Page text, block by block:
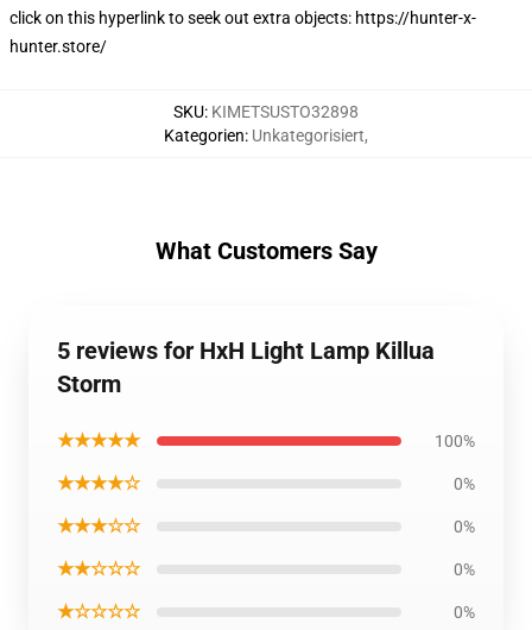
click on this hyperlink to seek out extra objects: https://hunter-x-
hunter.store/
SKU: KIMETSUSTO32898
Kategorien: Unkategorisiert,
What Customers Say
5 reviews for HxH Light Lamp Killua
Storm
★★★★★ 100%
★★★★☆ 0%
★★★☆☆ 0%
★★☆☆☆ 0%
★☆☆☆☆ 0%